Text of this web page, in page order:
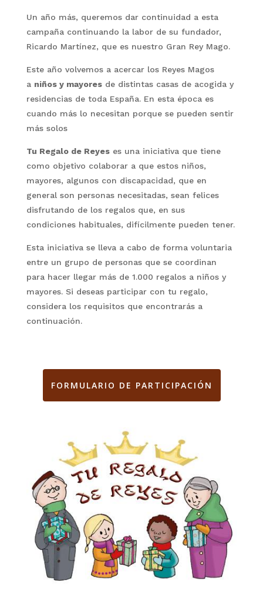
Un año más, queremos dar continuidad a esta
campaña continuando la labor de su fundador,
Ricardo Martínez, que es nuestro Gran Rey Mago.
Este año volvemos a acercar los Reyes Magos
a niños y mayoresde distintas casas de acogida y
residencias de toda España. En esta época es
cuando más lo necesitan porque se pueden sentir
más solos
Tu Regalo de Reyeses una iniciativa que tiene
como objetivo colaborar a que estos niños,
mayores, algunos con discapacidad, que en
general son personas necesitadas, sean felices
disfrutando de los regalos que, en sus
condiciones habituales, difícilmente pueden tener.
Esta iniciativa se lleva a cabo de forma voluntaria
entre un grupo de personas que se coordinan
para hacer llegar más de 1.000 regalos a niños y
mayores. Si deseas participar con tu regalo,
considera los requisitos que encontrarás a
continuación.
FORMULARIO DE PARTICIPACIÓN